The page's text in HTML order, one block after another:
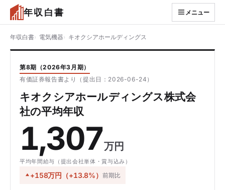
年収白書 メニュー
年収白書 電気機器 キオクシアホールディングス
第8期（2026年3月期）
有価証券報告書より（提出日：2026-06-24）
キオクシアホールディングス株式会
社の平均年収
1,307万円
平均年間給与（提出会社単体・賞与込み）
+158万円（+13.8%）前期比